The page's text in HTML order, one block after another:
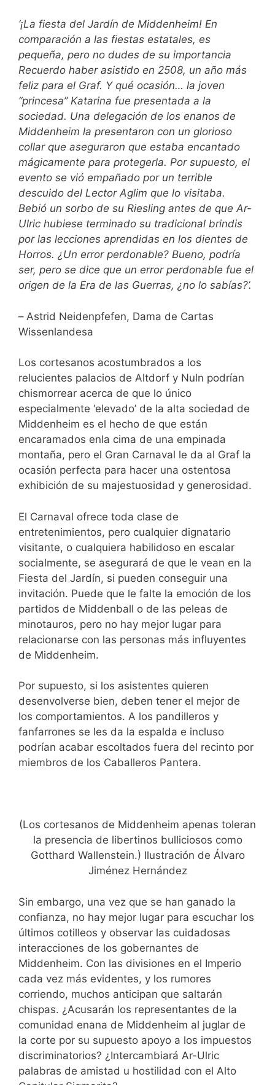
‘¡La fiesta del Jardín de Middenheim! En
comparación a las fiestas estatales, es
pequeña, pero no dudes de su importancia
Recuerdo haber asistido en 2508, un año más
feliz para el Graf. Y qué ocasión… la joven
“princesa” Katarina fue presentada a la
sociedad. Una delegación de los enanos de
Middenheim la presentaron con un glorioso
collar que aseguraron que estaba encantado
mágicamente para protegerla. Por supuesto, el
evento se vió empañado por un terrible
descuido del Lector Aglim que lo visitaba.
Bebió un sorbo de su Riesling antes de que Ar-
Ulric hubiese terminado su tradicional brindis
por las lecciones aprendidas en los dientes de
Horros. ¿Un error perdonable? Bueno, podría
ser, pero se dice que un error perdonable fue el
origen de la Era de las Guerras, ¿no lo sabías?’.
– Astrid Neidenpfefen, Dama de Cartas
Wissenlandesa
Los cortesanos acostumbrados a los
relucientes palacios de Altdorf y Nuln podrían
chismorrear acerca de que lo único
especialmente ‘elevado’ de la alta sociedad de
Middenheim es el hecho de que están
encaramados enla cima de una empinada
montaña, pero el Gran Carnaval le da al Graf la
ocasión perfecta para hacer una ostentosa
exhibición de su majestuosidad y generosidad.
El Carnaval ofrece toda clase de
entretenimientos, pero cualquier dignatario
visitante, o cualquiera habilidoso en escalar
socialmente, se asegurará de que le vean en la
Fiesta del Jardín, si pueden conseguir una
invitación. Puede que le falte la emoción de los
partidos de Middenball o de las peleas de
minotauros, pero no hay mejor lugar para
relacionarse con las personas más influyentes
de Middenheim.
Por supuesto, si los asistentes quieren
desenvolverse bien, deben tener el mejor de
los comportamientos. A los pandilleros y
fanfarrones se les da la espalda e incluso
podrían acabar escoltados fuera del recinto por
miembros de los Caballeros Pantera.
(Los cortesanos de Middenheim apenas toleran
la presencia de libertinos bulliciosos como
Gotthard Wallenstein.) Ilustración de Álvaro
Jiménez Hernández
Sin embargo, una vez que se han ganado la
confianza, no hay mejor lugar para escuchar los
últimos cotilleos y observar las cuidadosas
interacciones de los gobernantes de
Middenheim. Con las divisiones en el Imperio
cada vez más evidentes, y los rumores
corriendo, muchos anticipan que saltarán
chispas. ¿Acusarán los representantes de la
comunidad enana de Middenheim al juglar de
la corte por su supuesto apoyo a los impuestos
discriminatorios? ¿Intercambiará Ar-Ulric
palabras de amistad u hostilidad con el Alto